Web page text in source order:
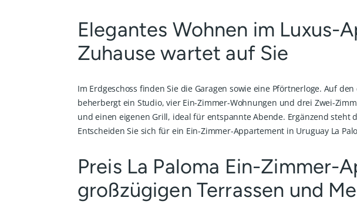
Elegantes Wohnen im Luxus-
Zuhause wartet auf Sie
Im Erdgeschoss finden Sie die Garagen sowie eine Pförtnerloge. Auf
beherbergt ein Studio, vier Ein-Zimmer-Wohnungen und drei Zwei-
und einen eigenen Grill, ideal für entspannte Abende. Ergänzend
Entscheiden Sie sich für ein Ein-Zimmer-Appartement in Uruguay La
Preis La Paloma Ein-Zimmer-
großzügigen Terrassen und